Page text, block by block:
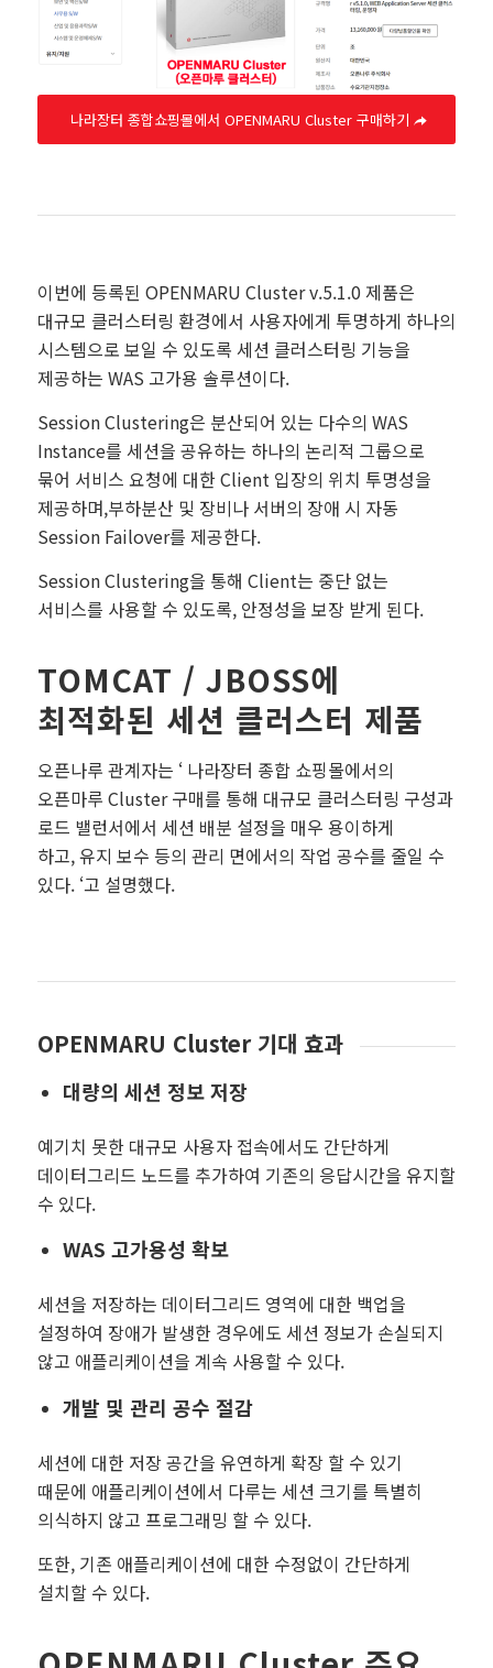
나라장터 종합쇼핑몰에서 OPENMARU Cluster 구매하기
이번에 등록된 OPENMARU Cluster v.5.1.0 제품은
대규모 클러스터링 환경에서 사용자에게 투명하게 하나의
시스템으로 보일 수 있도록 세션 클러스터링 기능을
제공하는 WAS 고가용 솔루션이다.
Session Clustering은 분산되어 있는 다수의 WAS
Instance를 세션을 공유하는 하나의 논리적 그룹으로
묶어 서비스 요청에 대한 Client 입장의 위치 투명성을
제공하며,부하분산 및 장비나 서버의 장애 시 자동
Session Failover를 제공한다.
Session Clustering을 통해 Client는 중단 없는
서비스를 사용할 수 있도록, 안정성을 보장 받게 된다.
TOMCAT / JBOSS에
최적화된 세션 클러스터 제품
오픈나루 관계자는 ‘ 나라장터 종합 쇼핑몰에서의
오픈마루 Cluster 구매를 통해 대규모 클러스터링 구성과
로드 밸런서에서 세션 배분 설정을 매우 용이하게
하고, 유지 보수 등의 관리 면에서의 작업 공수를 줄일 수
있다. ‘고 설명했다.
OPENMARU Cluster 기대 효과
대량의 세션 정보 저장
예기치 못한 대규모 사용자 접속에서도 간단하게
데이터그리드 노드를 추가하여 기존의 응답시간을 유지할
수 있다.
WAS 고가용성 확보
세션을 저장하는 데이터그리드 영역에 대한 백업을
설정하여 장애가 발생한 경우에도 세션 정보가 손실되지
않고 애플리케이션을 계속 사용할 수 있다.
개발 및 관리 공수 절감
세션에 대한 저장 공간을 유연하게 확장 할 수 있기
때문에 애플리케이션에서 다루는 세션 크기를 특별히
의식하지 않고 프로그래밍 할 수 있다.
또한, 기존 애플리케이션에 대한 수정없이 간단하게
설치할 수 있다.